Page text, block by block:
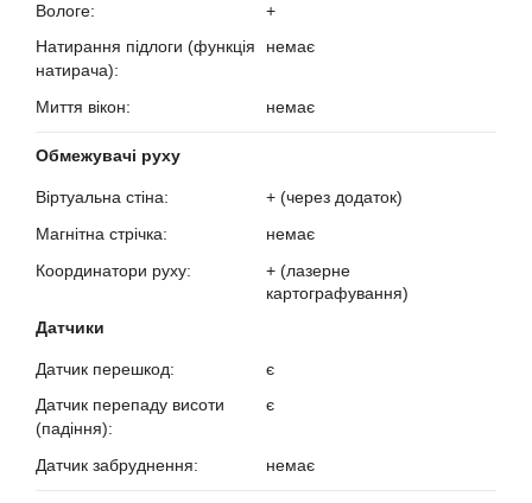
Вологе:
+
Натирання підлоги (функція
натирача):
немає
Миття вікон: немає
Обмежувачі руху
Віртуальна стіна:
+ (через додаток)
Магнітна стрічка:
немає
Координатори руху:
+ (лазерне
картографування)
Датчики
Датчик перешкод:
є
Датчик перепаду висоти
(падіння):
є
Датчик забруднення: немає